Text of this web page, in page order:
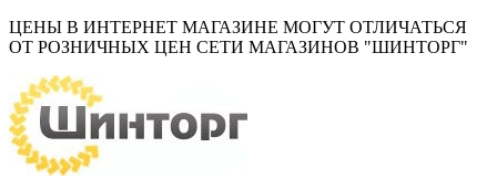
ЦЕНЫ В ИНТЕРНЕТ МАГАЗИНЕ МОГУТ ОТЛИЧАТЬСЯ
ОТ РОЗНИЧНЫХ ЦЕН СЕТИ МАГАЗИНОВ "ШИНТОРГ"